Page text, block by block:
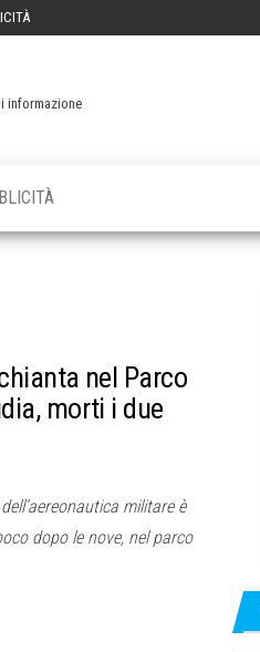
informazione
nel Parco
morti i due
militare è
dopo le nove, nel parco